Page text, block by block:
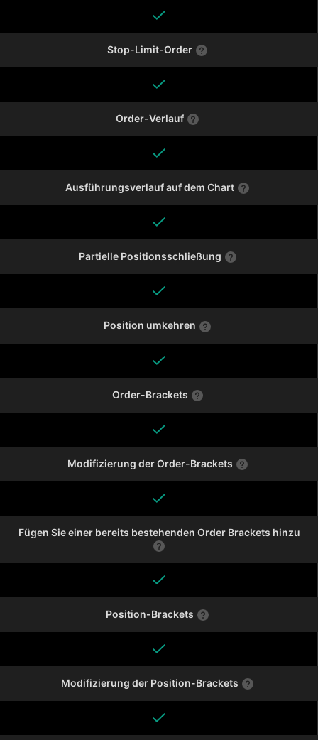
Stop-Limit-Order
Order-Verlauf
Ausführungsverlauf auf dem Chart
Partielle Positionsschließung
Position umkehren
Order-Brackets
Modifizierung der Order-Brackets
Fügen Sie einer bereits bestehenden Order Brackets hinzu
Position-Brackets
Modifizierung der Position-Brackets